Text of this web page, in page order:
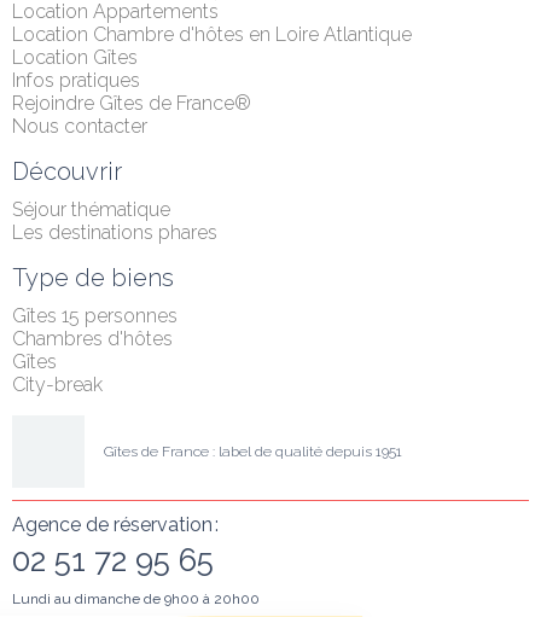
Location Appartements
Location Chambre d'hôtes en Loire Atlantique
Location Gîtes
Infos pratiques
Rejoindre Gîtes de France®
Nous contacter
Découvrir
Séjour thématique
Les destinations phares
Type de biens
Gîtes 15 personnes
Chambres d'hôtes
Gîtes
City-break
Gîtes de France : label de qualité depuis 1951
Agence de réservation :
02 51 72 95 65
Lundi au dimanche de 9h00 à 20h00